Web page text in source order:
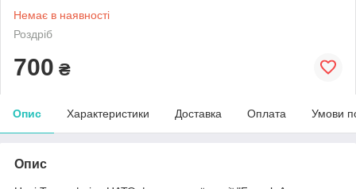
Немає в наявності
Роздріб
700 ₴
Опис Характеристики Доставка Оплата Умови
Опис